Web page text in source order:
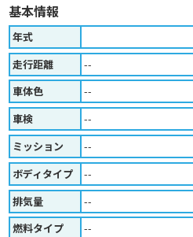
基本情報
年式
走行距離
--
車体色
--
車検
--
ミッション
--
ボディタイプ
--
排気量
--
燃料タイプ
--